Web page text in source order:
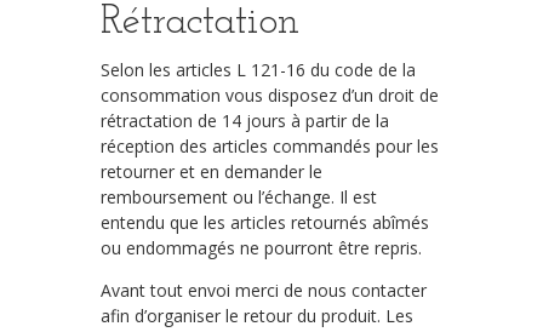
Rétractation
Selon les articles L 121-16 du code de la
consommation vous disposez d’un droit de
rétractation de 14 jours à partir de la
réception des articles commandés pour les
retourner et en demander le
remboursement ou l’échange. Il est
entendu que les articles retournés abîmés
ou endommagés ne pourront être repris.
Avant tout envoi merci de nous contacter
afin d’organiser le retour du produit. Les